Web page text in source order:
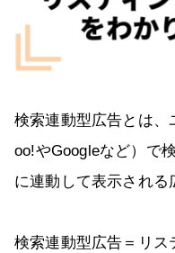
検索連動型広告とは、
oo!やGoogleなど）で
に連動して表示される
検索連動型広告＝リス